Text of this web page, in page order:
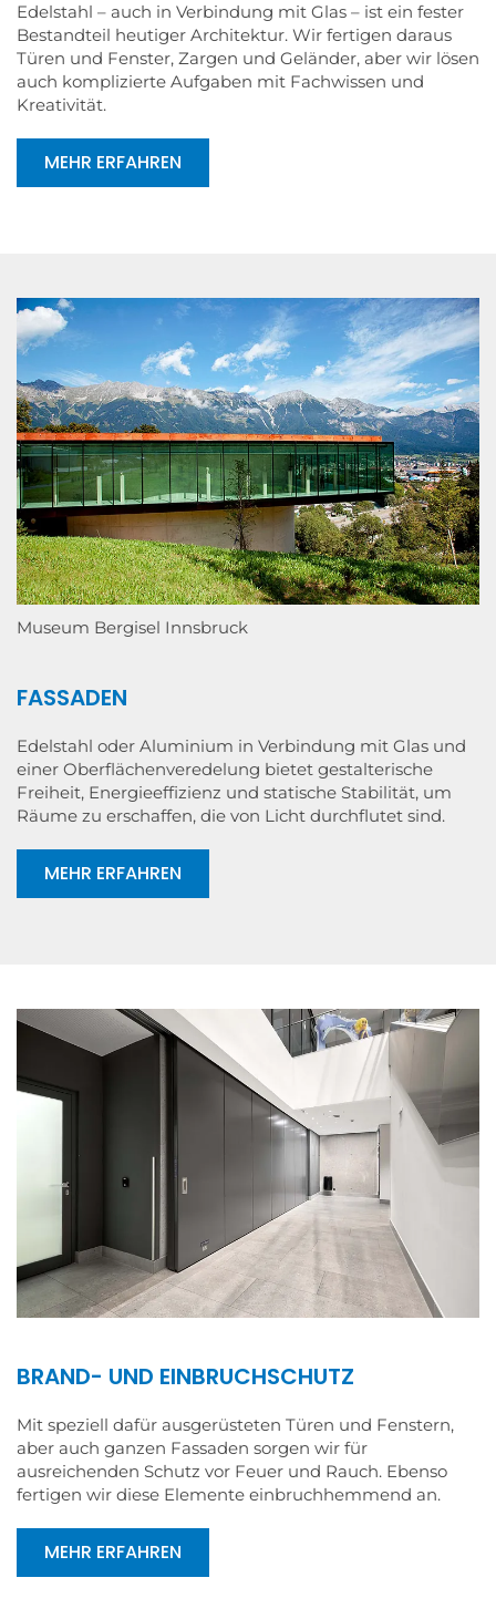
Edelstahl – auch in Verbindung mit Glas – ist ein fester
Bestandteil heutiger Architektur. Wir fertigen daraus
Türen und Fenster, Zargen und Geländer, aber wir lösen
auch komplizierte Aufgaben mit Fachwissen und
Kreativität.
MEHR ERFAHREN
Museum Bergisel Innsbruck
FASSADEN
Edelstahl oder Aluminium in Verbindung mit Glas und
einer Oberflächenveredelung bietet gestalterische
Freiheit, Energieeffizienz und statische Stabilität, um
Räume zu erschaffen, die von Licht durchflutet sind.
MEHR ERFAHREN
BRAND- UND EINBRUCHSCHUTZ
Mit speziell dafür ausgerüsteten Türen und Fenstern,
aber auch ganzen Fassaden sorgen wir für
ausreichenden Schutz vor Feuer und Rauch. Ebenso
fertigen wir diese Elemente einbruchhemmend an.
MEHR ERFAHREN